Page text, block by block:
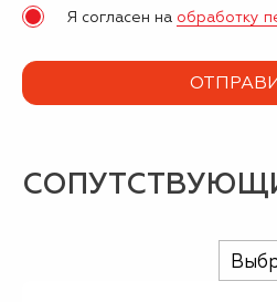
Я согласен на обработку